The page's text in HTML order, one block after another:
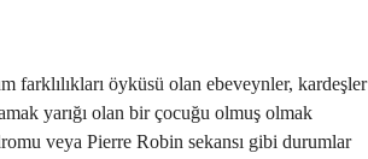
farklılıkları öyküsü olan ebeveynler,
yarığı olan bir çocuğu olmuş olmak
veya Pierre Robin sekansı gibi durumlar